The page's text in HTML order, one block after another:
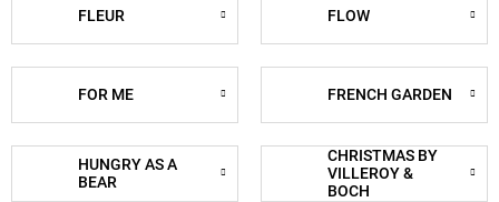
FLEUR FLOW
FOR ME FRENCH GARDEN
HUNGRY AS A
BEAR
CHRISTMAS BY
VILLEROY &
BOCH